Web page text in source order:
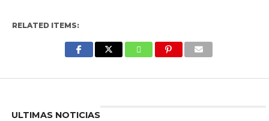
RELATED ITEMS:
ULTIMAS NOTICIAS